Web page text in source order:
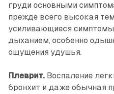
груди основными
прежде всего высокая
усиливающиеся
дыханием, особенно
ощущения удушья.
Плеврит.Воспаление
бронхит и даже обычная